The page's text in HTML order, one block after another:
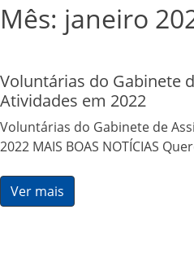
Mês: janeiro
Voluntárias do Gabinete
Atividades em 2022
Voluntárias do Gabinete de
2022 MAIS BOAS NOTÍCIAS
Ver mais